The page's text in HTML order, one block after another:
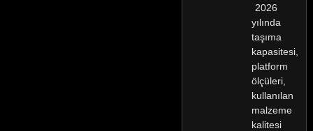
2026
yılında
taşıma
kapasitesi,
platform
ölçüleri,
kullanılan
malzeme
kalitesi